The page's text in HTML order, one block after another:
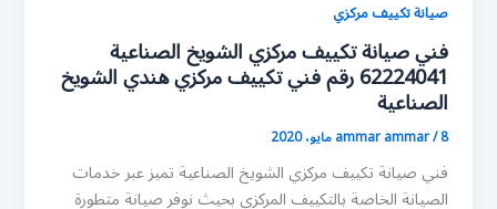
صيانة تكييف مركزي
فني صيانة تكييف مركزي الشويخ الصناعية
62224041 رقم فني تكييف مركزي هندي الشويخ
الصناعية
ammar ammar/8 مايو، 2020
فني صيانة تكييف مركزي الشويخ الصناعية تميز عبر خدمات
الصيانة الخاصة بالتكييف المركزي بحيث نوفر صيانة متطورة